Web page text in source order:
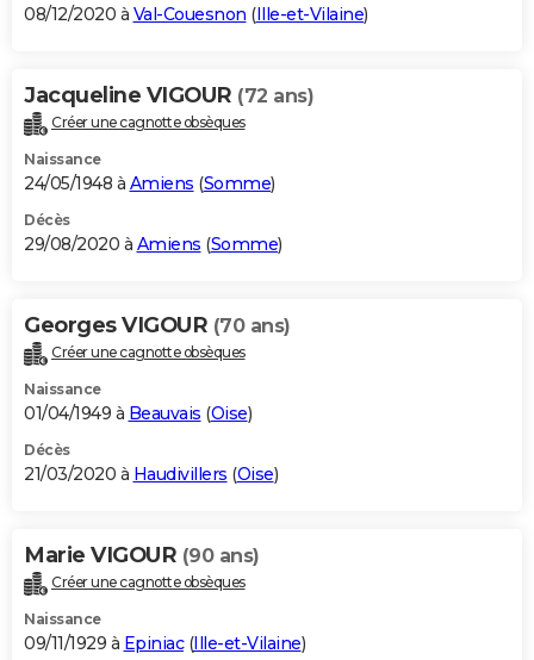
08/12/2020 à Val-Couesnon (Ille-et-Vilaine)
Jacqueline VIGOUR (72 ans)
Créer une cagnotte obsèques
Naissance
24/05/1948 à Amiens (Somme)
Décès
29/08/2020 à Amiens (Somme)
Georges VIGOUR (70 ans)
Créer une cagnotte obsèques
Naissance
01/04/1949 à Beauvais (Oise)
Décès
21/03/2020 à Haudivillers (Oise)
Marie VIGOUR (90 ans)
Créer une cagnotte obsèques
Naissance
09/11/1929 à Epiniac(Ille-et-Vilaine)